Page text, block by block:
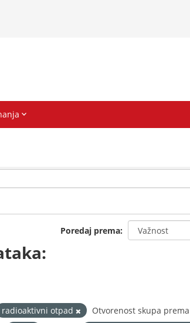
Poredaj prema
radioaktivni otpad
Otvorenost skupa